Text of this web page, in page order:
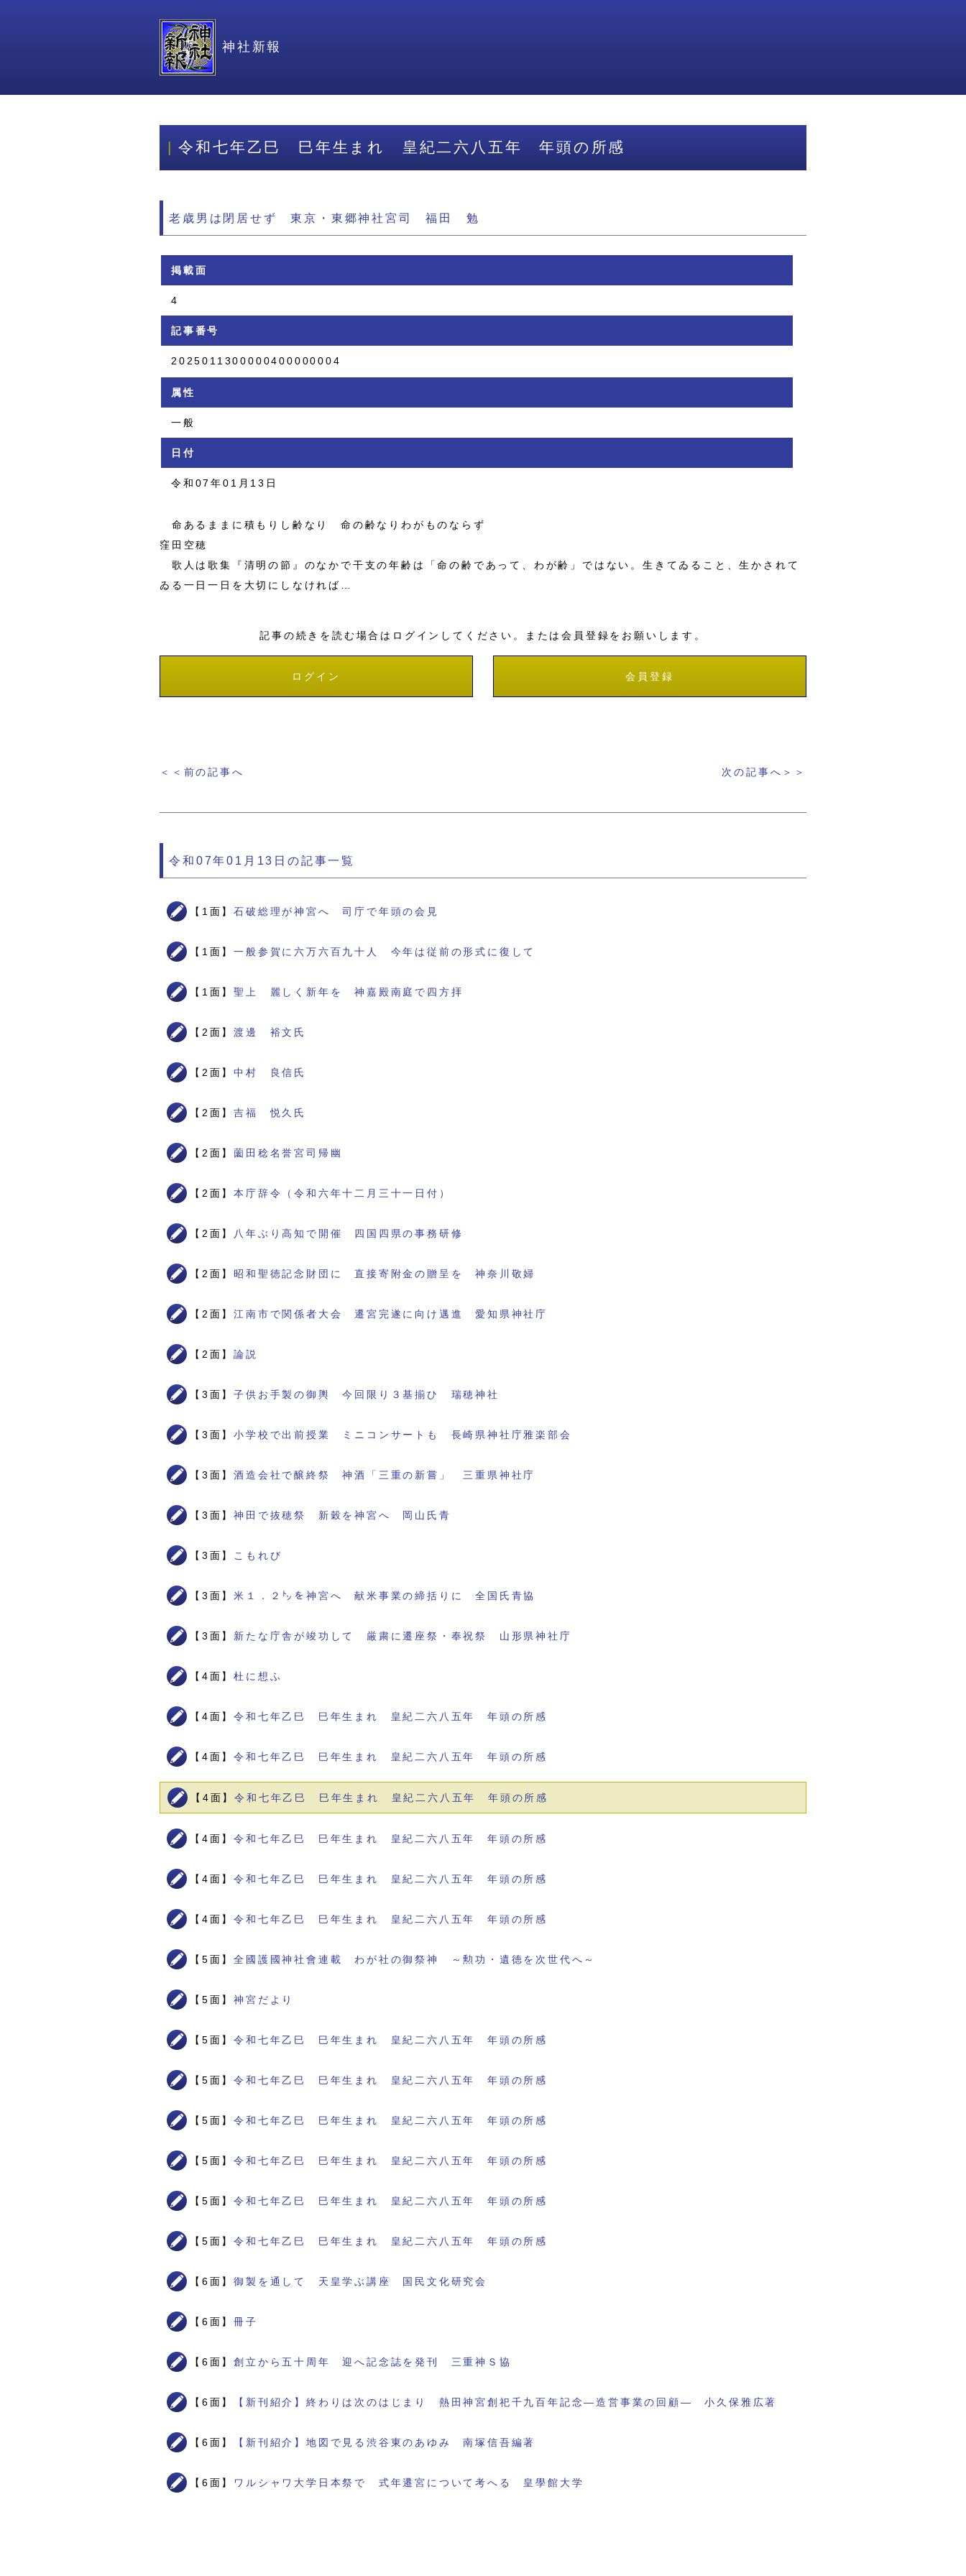
神社新報
令和七年乙巳 巳年生まれ 皇紀二六八五年 年頭の所感
老歳男は閉居せず 東京・東郷神社宮司 福田 勉
掲載面
4
記事番号
2025011300000400000004
属性
一般
日付
令和07年01月13日
命あるままに積もりし齢なり 命の齢なりわがものならず
窪田空穂
歌人は歌集『清明の節』のなかで干支の年齢は「命の齢であって、わが齢」ではない。生きてゐること、生かされて
ゐる一日一日を大切にしなければ…
記事の続きを読む場合はログインしてください。または会員登録をお願いします。
ログイン 会員登録
＜＜前の記事へ 次の記事へ＞＞
令和07年01月13日の記事一覧
【1面】石破総理が神宮へ 司庁で年頭の会見
【1面】一般参賀に六万六百九十人 今年は従前の形式に復して
【1面】聖上 麗しく新年を 神嘉殿南庭で四方拝
【2面】渡邊 裕文氏
【2面】中村 良信氏
【2面】吉福 悦久氏
【2面】薗田稔名誉宮司帰幽
【2面】本庁辞令（令和六年十二月三十一日付）
【2面】 八年ぶり高知で開催 四国四県の事務研修
【2面】 昭和聖徳記念財団に 直接寄附金の贈呈を 神奈川敬婦
【2面】江南市で関係者大会 遷宮完遂に向け邁進 愛知県神社庁
【2面】論説
【3面】子供お手製の御輿 今回限り３基揃ひ 瑞穂神社
【3面】小学校で出前授業 ミニコンサートも 長崎県神社庁雅楽部会
【3面】酒造会社で醸終祭 神酒「三重の新嘗」 三重県神社庁
【3面】神田で抜穂祭 新穀を神宮へ 岡山氏青
【3面】 こもれび
【3面】米１．２㌧を神宮へ 献米事業の締括りに 全国氏青協
【3面】 新たな庁舎が竣功して 厳粛に遷座祭・奉祝祭 山形県神社庁
【4面】杜に想ふ
【4面】令和七年乙巳 巳年生まれ 皇紀二六八五年 年頭の所感
【4面】令和七年乙巳 巳年生まれ 皇紀二六八五年 年頭の所感
【4面】令和七年乙巳 巳年生まれ 皇紀二六八五年 年頭の所感
【4面】令和七年乙巳 巳年生まれ 皇紀二六八五年 年頭の所感
【4面】令和七年乙巳 巳年生まれ 皇紀二六八五年 年頭の所感
【4面】令和七年乙巳 巳年生まれ 皇紀二六八五年 年頭の所感
【5面】全國護國神社會連載 わが社の御祭神 ～勲功・遺徳を次世代へ～
【5面】神宮だより
【5面】令和七年乙巳 巳年生まれ 皇紀二六八五年 年頭の所感
【5面】令和七年乙巳 巳年生まれ 皇紀二六八五年 年頭の所感
【5面】令和七年乙巳 巳年生まれ 皇紀二六八五年 年頭の所感
【5面】令和七年乙巳 巳年生まれ 皇紀二六八五年 年頭の所感
【5面】令和七年乙巳 巳年生まれ 皇紀二六八五年 年頭の所感
【5面】令和七年乙巳 巳年生まれ 皇紀二六八五年 年頭の所感
【6面】御製を通して 天皇学ぶ講座 国民文化研究会
【6面】冊子
【6面】創立から五十周年 迎へ記念誌を発刊 三重神Ｓ協
【6面】 【新刊紹介】終わりは次のはじまり 熱田神宮創祀千九百年記念―造営事業の回顧― 小久保雅広著
【6面】 【新刊紹介】地図で見る渋谷東のあゆみ 南塚信吾編著
【6面】 ワルシャワ大学日本祭で 式年遷宮について考へる 皇學館大学